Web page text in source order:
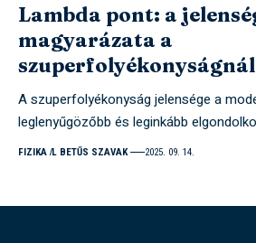
Lambda pont: a
magyarázata a
szuperfolyékonyságnál
A szuperfolyékonyság jelensége a
leglenyűgözőbb és leginkább
FIZIKA L BETŰS SZAVAK 2025. 09. 14.